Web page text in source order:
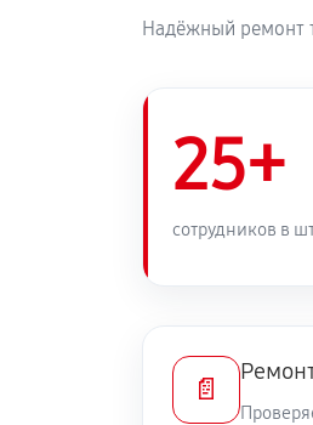
Надёжный ремонт
25+
сотрудников в
📄